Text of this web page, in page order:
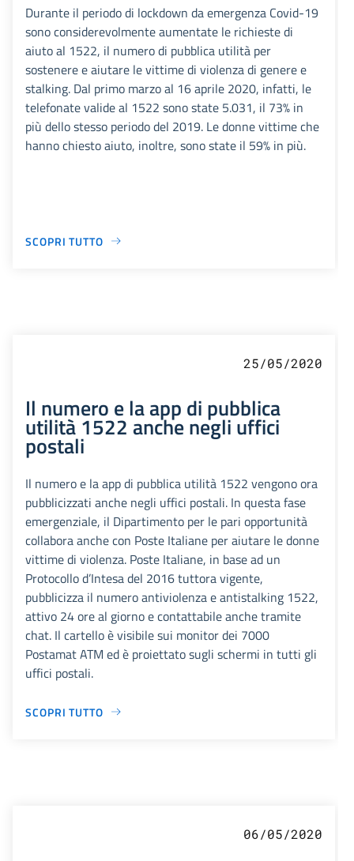
Durante il periodo di lockdown da emergenza Covid-19
sono considerevolmente aumentate le richieste di
aiuto al 1522, il numero di pubblica utilità per
sostenere e aiutare le vittime di violenza di genere e
stalking. Dal primo marzo al 16 aprile 2020, infatti, le
telefonate valide al 1522 sono state 5.031, il 73% in
più dello stesso periodo del 2019. Le donne vittime che
hanno chiesto aiuto, inoltre, sono state il 59% in più.
SCOPRI TUTTO
25/05/2020
Il numero e la app di pubblica
utilità 1522 anche negli uffici
postali
Il numero e la app di pubblica utilità 1522 vengono ora
pubblicizzati anche negli uffici postali. In questa fase
emergenziale, il Dipartimento per le pari opportunità
collabora anche con Poste Italiane per aiutare le donne
vittime di violenza. Poste Italiane, in base ad un
Protocollo d’Intesa del 2016 tuttora vigente,
pubblicizza il numero antiviolenza e antistalking 1522,
attivo 24 ore al giorno e contattabile anche tramite
chat. Il cartello è visibile sui monitor dei 7000
Postamat ATM ed è proiettato sugli schermi in tutti gli
uffici postali.
SCOPRI TUTTO
06/05/2020